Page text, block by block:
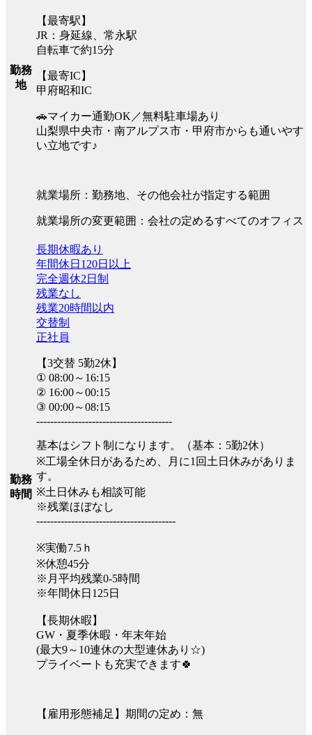
勤務
地
【最寄駅】
JR：身延線、常永駅
自転車で約15分
【最寄IC】
甲府昭和IC
🚗マイカー通勤OK／無料駐車場あり
山梨県中央市・南アルプス市・甲府市からも通いやす
い立地です♪
就業場所：勤務地、その他会社が指定する範囲
就業場所の変更範囲：会社の定めるすべてのオフィス
勤務
時間
長期休暇あり
年間休日120日以上
完全週休2日制
残業なし
残業20時間以内
交替制
正社員
【3交替 5勤2休】
① 08:00～16:15
② 16:00～00:15
③ 00:00～08:15
---------------------------------------
基本はシフト制になります。（基本：5勤2休）
※工場全休日があるため、月に1回土日休みがありま
す。
※土日休みも相談可能
※残業ほぼなし
----------------------------------------
※実働7.5ｈ
※休憩45分
※月平均残業0-5時間
※年間休日125日
【長期休暇】
GW・夏季休暇・年末年始
(最大9～10連休の大型連休あり☆)
プライベートも充実できます🍀
【雇用形態補足】期間の定め：無